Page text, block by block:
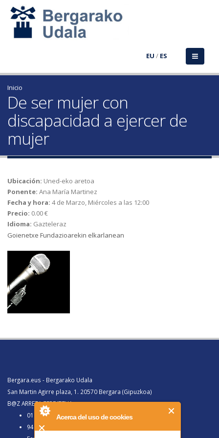
Acerca del uso de cookies
EU / ES
Inicio
De ser mujer con
discapacidad a ejercer de
mujer
Ubicación: Uned-eko aretoa
Ponente: Ana María Martinez
Fecha y hora: 4 de Marzo, Miércoles a las 12:00
Precio: 0.00 €
Idioma: Gazteleraz
Goienetxe Fundazioarekin elkarlanean
Bergara.eus - Bergarako Udala
San Martin Agirre plaza, 1. 20570 Bergara (Gipuzkoa)
B@Z ARRETA ZERBITZUA:
010, Bergaratik deituz gero
943 77 91 00, Bergaraz kanpotik deituz gero